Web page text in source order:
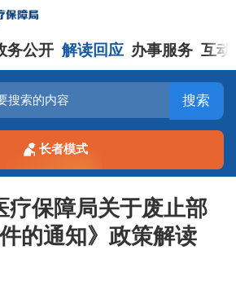
务公开 解读回应 办事服务 互动
搜索
长者模式
疗保障局关于废止部
的通知》政策解读